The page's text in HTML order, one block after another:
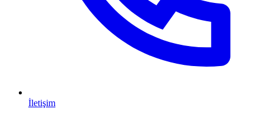
İletişim